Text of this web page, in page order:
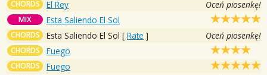
CHORDS El Rey Oceń piosenkę!
MIX Esta Saliendo El Sol
CHORDS Esta Saliendo El Sol [ Rate ] Oceń piosenkę!
CHORDS Fuego
CHORDS Fuego